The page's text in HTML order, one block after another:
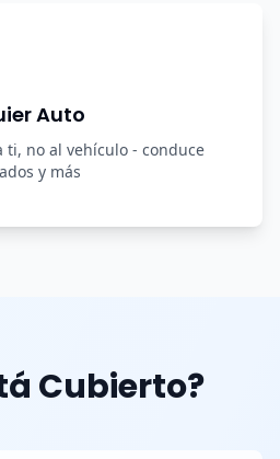
Auto
ti, no al vehículo - conduce
y más
Cubierto?